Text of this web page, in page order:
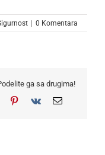
| 0 Komentara
ga sa drugima!
TumblrPinterest
Vk Email